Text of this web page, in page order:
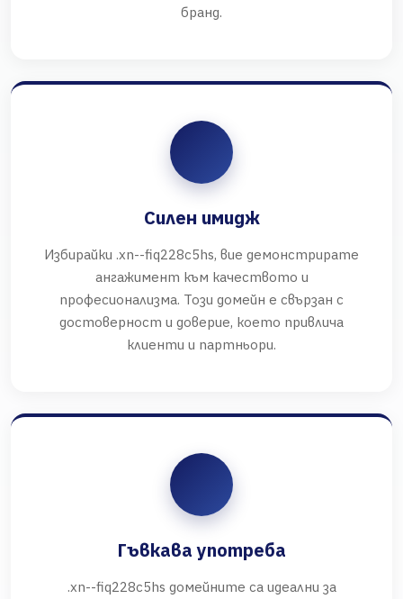
бранд.
Силен имидж
Избирайки .xn--fiq228c5hs, вие демонстрирате
ангажимент към качеството и
професионализма. Този домейн е свързан с
достоверност и доверие, което привлича
клиенти и партньори.
Гъвкава употреба
.xn--fiq228c5hs домейните са идеални за